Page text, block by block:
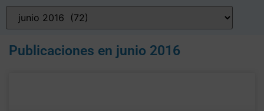
Publicaciones en junio 2016